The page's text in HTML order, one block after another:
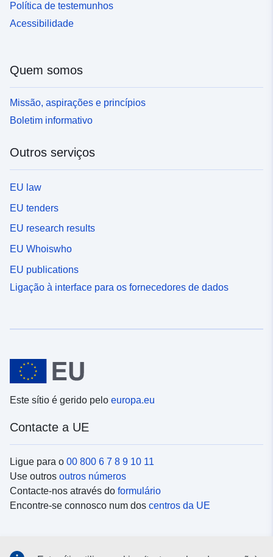
Política de testemunhos
Acessibilidade
Quem somos
Missão, aspirações e princípios
Boletim informativo
Outros serviços
EU law
EU tenders
EU research results
EU Whoiswho
EU publications
Ligação à interface para os fornecedores de dados
Este sítio é gerido pelo europa.eu
Contacte a UE
Ligue para o 00 800 6 7 8 9 10 11
Use outros outros números
Contacte-nos através do formulário
Encontre-se connosco num dos centros da UE